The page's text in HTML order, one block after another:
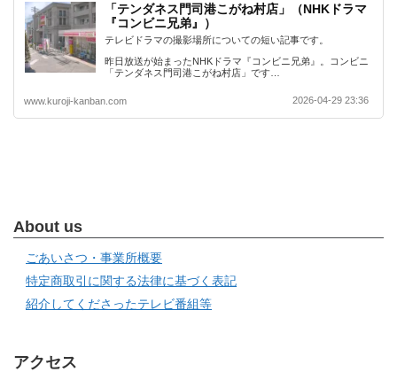
「テンダネス門司港こがね村店」（NHKドラマ
『コンビニ兄弟』）
テレビドラマの撮影場所についての短い記事です。
昨日放送が始まったNHKドラマ『コンビニ兄弟』。コンビニ
「テンダネス門司港こがね村店」です…
www.kuroji-kanban.com 2026-04-29 23:36
About us
ごあいさつ・事業所概要
特定商取引に関する法律に基づく表記
紹介してくださったテレビ番組等
アクセス